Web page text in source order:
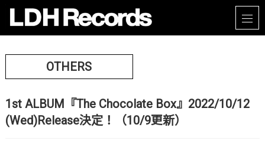
OTHERS
1st ALBUM『The Chocolate Box』2022/10/12
(Wed)Release決定！（10/9更新）